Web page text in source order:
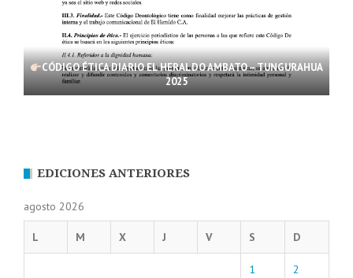
CÓDIGO ÉTICA DIARIO EL HERALDO AMBATO – TUNGURAHUA
2025
EDICIONES ANTERIORES
agosto 2026
L M X J V S D
1 2